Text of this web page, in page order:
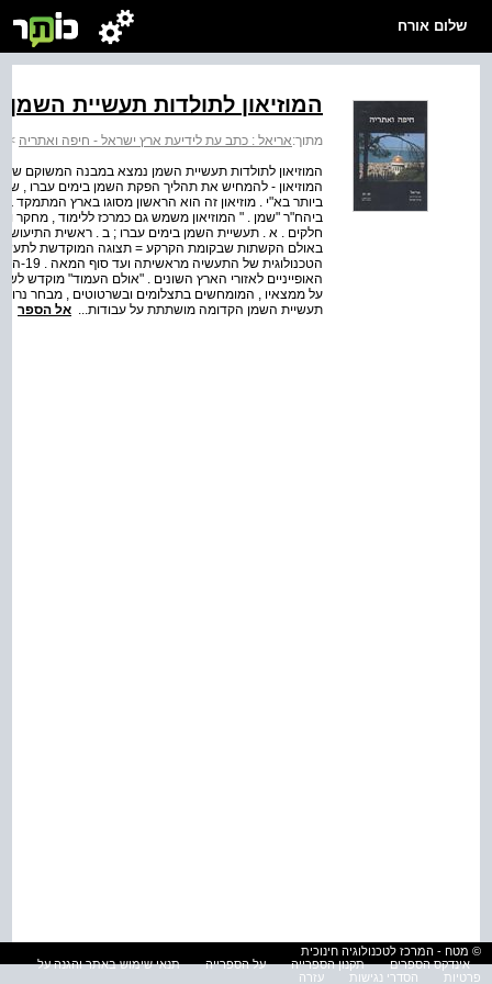
שלום אורח
המוזיאון לתולדות תעשיית השמן
מתוך:אריאל : כתב עת לידיעת ארץ ישראל - חיפה ואתריה >
המוזיאון לתולדות תעשיית השמן נמצא במבנה המשוקם
המוזיאון - להמחיש את תהליך הפקת השמן בימים עברו ,
ביותר בא"י . מוזיאון זה הוא הראשון מסוגו בארץ
ביהח"ר "שמן . " המוזיאון משמש גם כמרכז ללימוד , מחקר
חלקים . א . תעשיית השמן בימים עברו ; ב . ראשית התיעוש
באולם הקשתות שבקומת הקרקע = תצוגה המוקדשת
האופייניים לאזורי הארץ השונים . "אולם העמוד" מוקדש
על ממצאיו , המומחשים בתצלומים ובשרטוטים , מבחר
תעשיית השמן הקדומה מושתתת על עבודות... אל הספר
© מטח - המרכז לטכנולוגיה חינוכית
אינדקס הספרים
תקנון הספרייה על הספרייה
תנאי שימוש באתר והגנה על
פרטיות
הסדרי נגישות עזרה